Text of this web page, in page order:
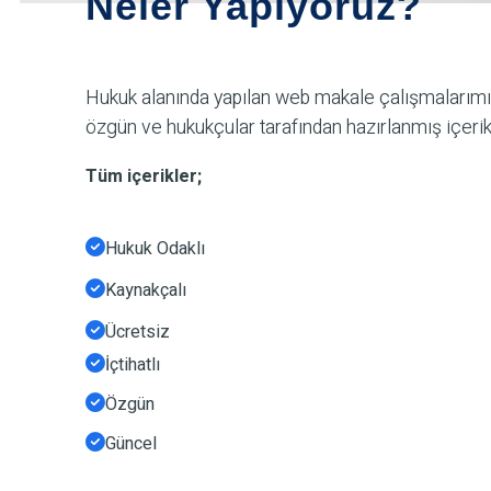
Hukuk alanında yapılan web makale
özgün ve hukukçular tarafından hazırlanmış
Tüm içerikler;
Hukuk Odaklı
Kaynakçalı
Ücretsiz
İçtihatlı
Özgün
Güncel